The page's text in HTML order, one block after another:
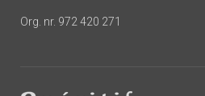
Org. nr. 972 420 271